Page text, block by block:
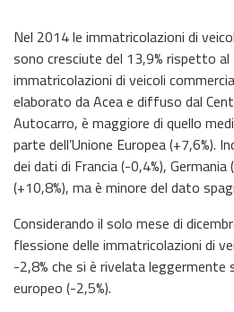
Nel 2014 le immatricolazioni di
sono cresciute del 13,9% rispetto al
immatricolazioni di veicoli
elaborato da Acea e diffuso dal
Autocarro, è maggiore di quello
parte dell’Unione Europea (+7,6%).
dei dati di Francia (-0,4%),
(+10,8%), ma è minore del dato
Considerando il solo mese di
flessione delle immatricolazioni di
-2,8% che si è rivelata
europeo (-2,5%).